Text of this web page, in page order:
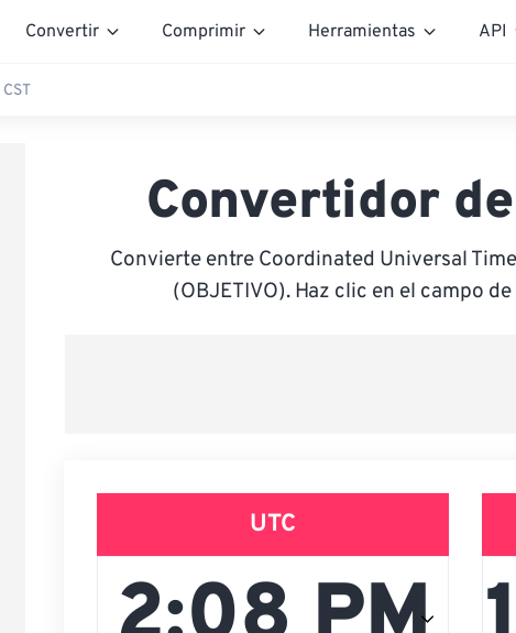
Convertir Comprimir Herramientas API
Convertidor de
Convierte entre Coordinated Universal
(OBJETIVO). Haz clic en el campo
UTC